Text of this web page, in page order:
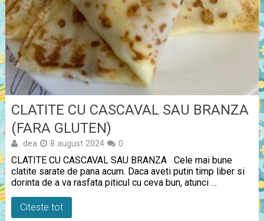
CLATITE CU CASCAVAL SAU BRANZA
(FARA GLUTEN)
dea 8 august 2024 0
CLATITE CU CASCAVAL SAU BRANZA Cele mai bune
clatite sarate de pana acum. Daca aveti putin timp liber si
dorinta de a va rasfata piticul cu ceva bun, atunci …
Citeste tot